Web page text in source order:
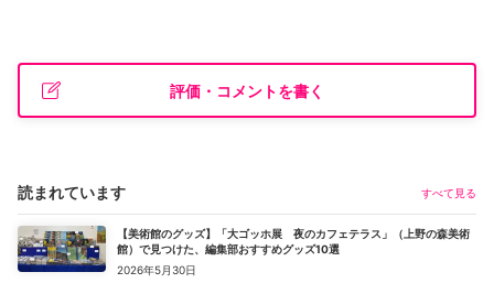
評価・コメントを書く
読まれています すべて見る
【美術館のグッズ】「大ゴッホ展 夜のカフェテラス」（上野の森美術
館）で見つけた、編集部おすすめグッズ10選
2026年5月30日